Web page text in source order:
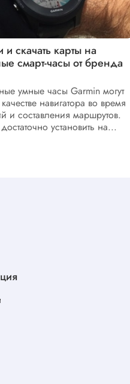
и скачать карты на
смарт-часы от бренда
умные часы Garmin могут
навигатора во время
и составления маршрутов.
установить на...